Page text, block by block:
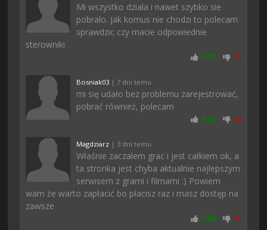
Mi wszystko dziala i nawet szybko sie
pobralo. Jak komus nie chodzi to polecam
sprawdzic czy macie odpowiednie
sterowniki
+27 -1
Bosniak03 | 7 dni temu
mi się udało bez problemu zarejestrować,
pobrać również, polecam
+25 -2
Magdziarz | 3 dni temu
Właśnie zaczalem grac i jest całkiem ok, a
ta stronka jest chyba aktualnie najlepszym
serwisem z grami i filmami :) Powiem
wam że warto zapłacić bo płacisz raz i masz dostęp na
zawsze
+26 -1